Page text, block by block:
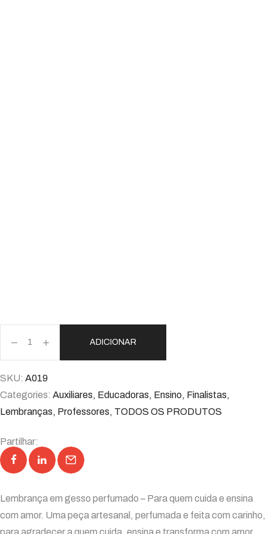
ADICIONAR
SKU: A019
Categories: Auxiliares, Educadoras, Ensino, Finalistas,
Lembranças, Professores, TODOS OS PRODUTOS
Partilhar:
Lembrança em gesso perfumado – Para quem cuida e ensina
com amor. Uma peça artesanal, perfumada e feita com carinho,
para agradecer a quem cuida, ensina e transforma com amor.